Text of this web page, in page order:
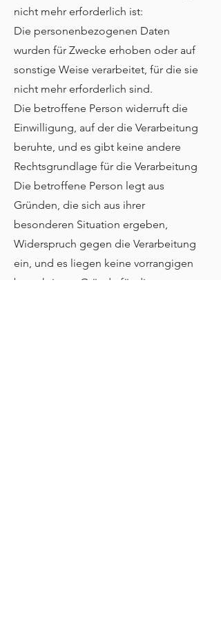
nicht mehr erforderlich ist:
Die personenbezogenen Daten
wurden für Zwecke erhoben oder auf
sonstige Weise verarbeitet, für die sie
nicht mehr erforderlich sind.
Die betroffene Person widerruft die
Einwilligung, auf der die Verarbeitung
beruhte, und es gibt keine andere
Rechtsgrundlage für die Verarbeitung
Die betroffene Person legt aus
Gründen, die sich aus ihrer
besonderen Situation ergeben,
Widerspruch gegen die Verarbeitung
ein, und es liegen keine vorrangigen
berechtigten Gründe für die